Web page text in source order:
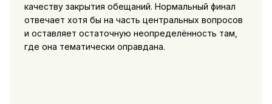
качеству закрытия обещаний. Нормальный финал
отвечает хотя бы на часть центральных вопросов
и оставляет остаточную неопределённость там,
где она тематически оправдана.